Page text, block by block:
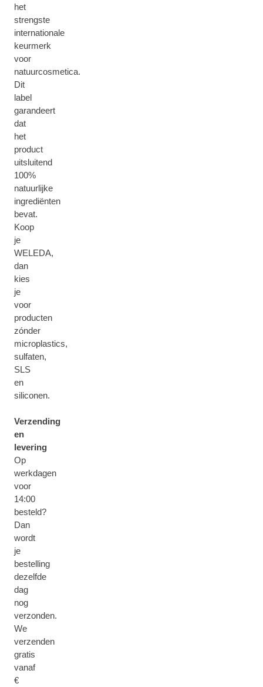
het
strengste
internationale
keurmerk
voor
natuurcosmetica.
Dit
label
garandeert
dat
het
product
uitsluitend
100%
natuurlijke
ingrediënten
bevat.
Koop
je
WELEDA,
dan
kies
je
voor
producten
zónder
microplastics,
sulfaten,
SLS
en
siliconen.
Verzending
en
levering
Op
werkdagen
voor
14:00
besteld?
Dan
wordt
je
bestelling
dezelfde
dag
nog
verzonden.
We
verzenden
gratis
vanaf
€